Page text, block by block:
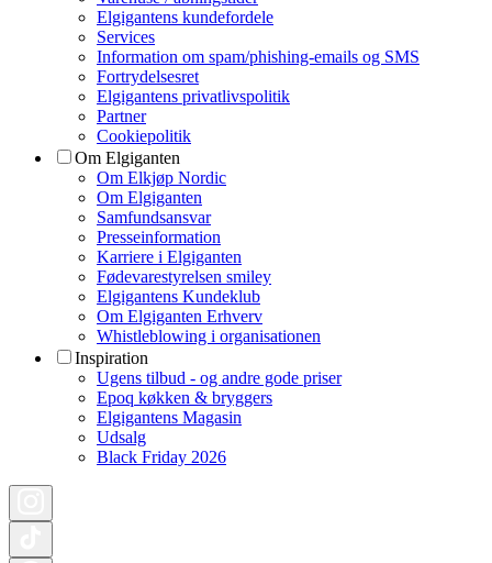
Elgigantens kundefordele
Services
Information om spam/phishing-emails og SMS
Fortrydelsesret
Elgigantens privatlivspolitik
Partner
Cookiepolitik
Om Elgiganten
Om Elkjøp Nordic
Om Elgiganten
Samfundsansvar
Presseinformation
Karriere i Elgiganten
Fødevarestyrelsen smiley
Elgigantens Kundeklub
Om Elgiganten Erhverv
Whistleblowing i organisationen
Inspiration
Ugens tilbud - og andre gode priser
Epoq køkken & bryggers
Elgigantens Magasin
Udsalg
Black Friday 2026